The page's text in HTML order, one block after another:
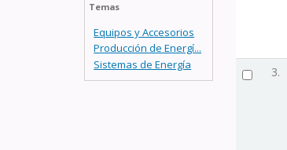
Temas
Equipos y Accesorios
Producción de Energí...
Sistemas de Energía
3.